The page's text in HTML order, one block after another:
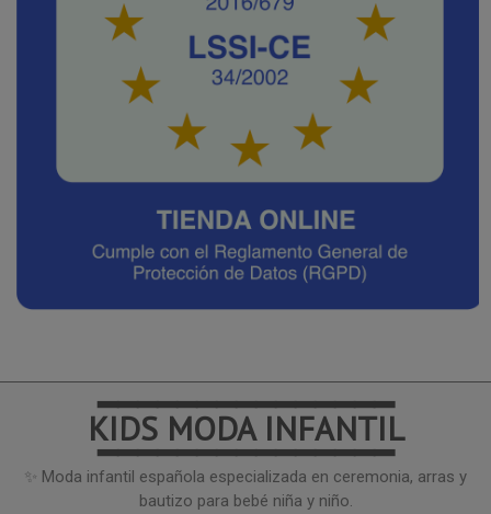
━━━━━━━━━━━━━━━
KIDS MODA INFANTIL
━━━━━━━━━━━━━━━
✨ Moda infantil española especializada en ceremonia, arras y
bautizo para bebé niña y niño.